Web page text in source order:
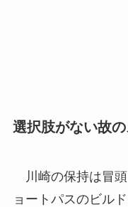
選択肢がない故
川崎の保持は冒
ョートパスのビル